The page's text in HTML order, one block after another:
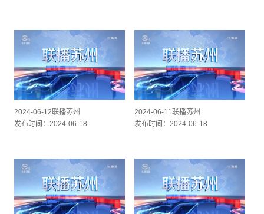
2024-06-12联播苏州
发布时间：2024-06-18
2024-06-11联播苏州
发布时间：2024-06-18